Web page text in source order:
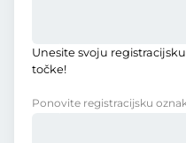
Unesite svoju
točke!
Ponovite registracijsku